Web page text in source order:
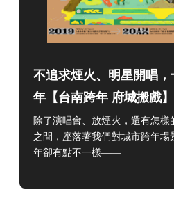
不追求煙火、明星開唱
年【台南跨年 府城搬戲】
除了演唱會、放煙火，還有怎
之間，座落著我們對城市跨年場
年卻有點不一樣——